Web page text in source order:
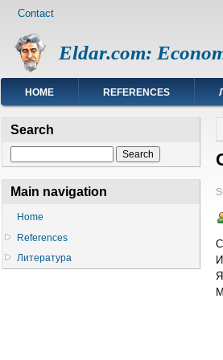
Footer
Contact
Eldar.com:
Main
navigation
HOME REFERENCES
Search
Main navigation
Home
References
Литература